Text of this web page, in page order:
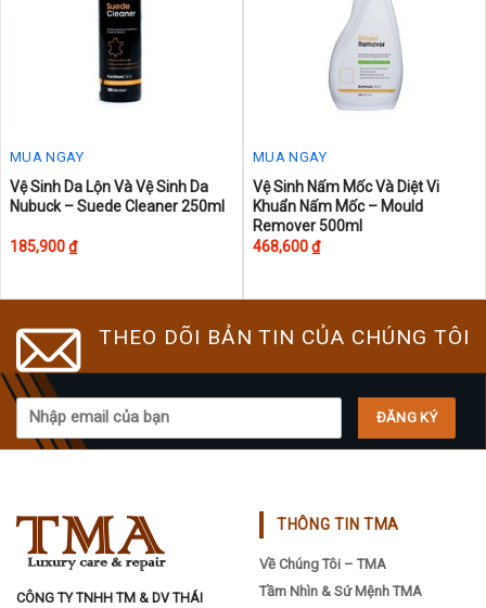
MUA NGAY
This
product
has
options
may
be
chosen
on
page
Vệ Sinh Da Lộn Và Vệ Sinh Da
Nubuck – Suede Cleaner 250ml
185,900₫
MUA NGAY
Vệ Sinh Nấm Mốc Và Diệt Vi
Khuẩn Nấm Mốc – Mould
Remover 500ml
468,600₫
THEO DÕI BẢN TIN CỦA CHÚNG TÔI
CÔNG TY TNHH TM & DV THÁI
THÔNG TIN TMA
Về Chúng Tôi – TMA
Tầm Nhìn & Sứ Mệnh TMA